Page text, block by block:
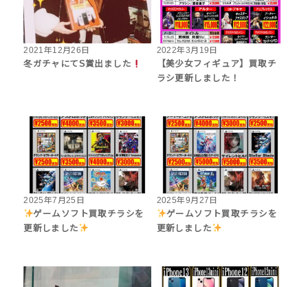
2021年12月26日
冬ガチャにてS賞出ました
2022年3月19日
【美少女フィギュア】買取チ
ラシ更新しました！
2025年7月25日
ゲームソフト買取チラシを
更新しました
2025年9月27日
ゲームソフト買取チラシを
更新しました